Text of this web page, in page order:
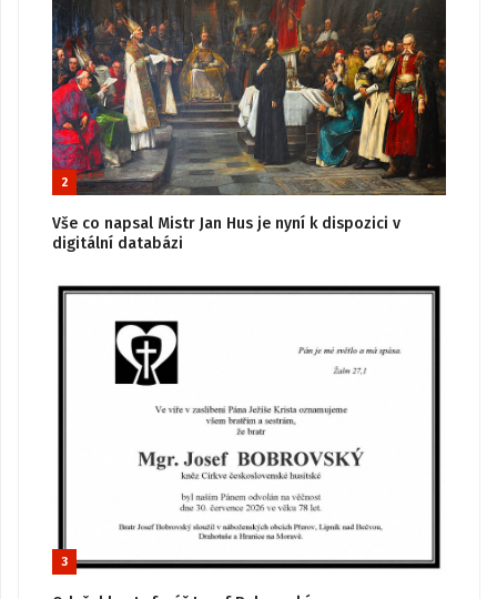
2
Vše co napsal Mistr Jan Hus je nyní k dispozici v
digitální databázi
3